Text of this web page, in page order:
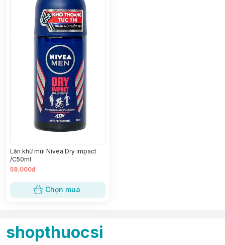
Lăn khử mùi Nivea Dry impact
/C50ml
59.000đ
Chọn mua
shopthuocsi